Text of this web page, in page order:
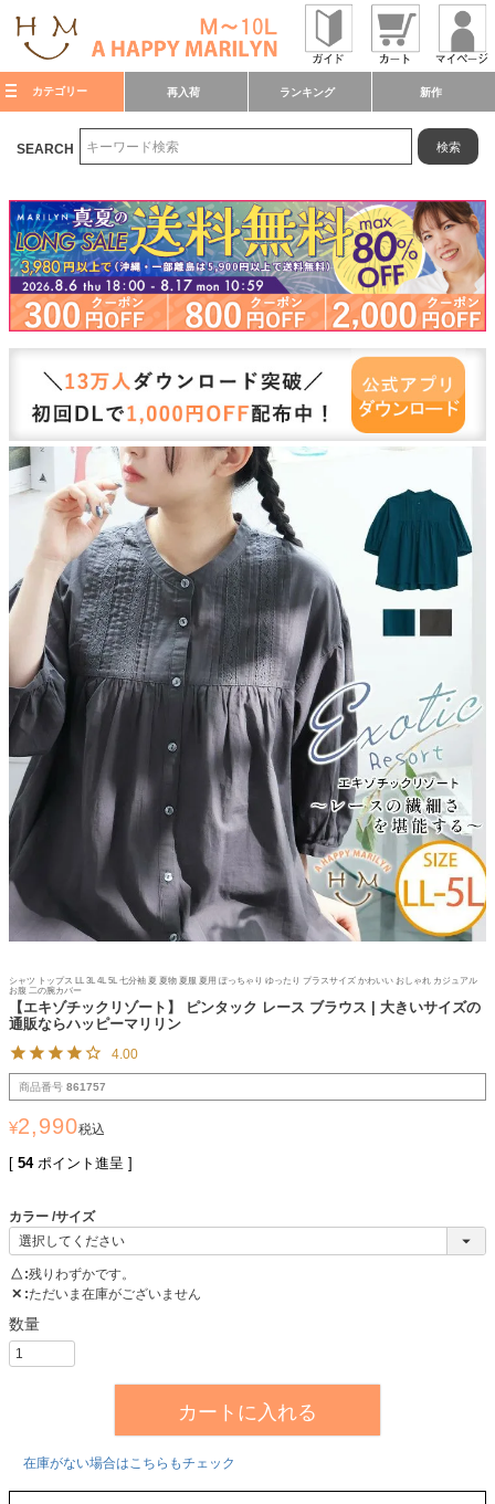
カテゴリー 再入荷 ランキング 新作
SEARCH 検索
シャツ トップス LL 3L 4L 5L 七分袖 夏 夏物 夏服 夏用 ぽっちゃり ゆったり プラスサイズ かわいい おしゃれ カジュアル
お腹 二の腕カバー
【エキゾチックリゾート】 ピンタック レース ブラウス | 大きいサイズの
通販ならハッピーマリリン
4.00
商品番号 861757
¥2,990税込
[ 54 ポイント進呈 ]
カラー サイズ
△ 残りわずかです。
✕ ただいま在庫がございません
カートに入れる
在庫がない場合はこちらもチェック